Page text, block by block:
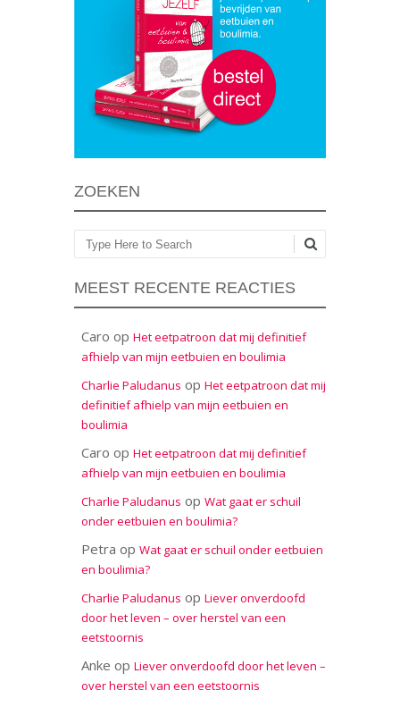
ZOEKEN
Zoeken
MEEST RECENTE REACTIES
Caro op Het eetpatroon dat mij definitief
afhielp van mijn eetbuien en boulimia
Charlie Paludanus op Het eetpatroon dat mij
definitief afhielp van mijn eetbuien en
boulimia
Caro op Het eetpatroon dat mij definitief
afhielp van mijn eetbuien en boulimia
Charlie Paludanus op Wat gaat er schuil
onder eetbuien en boulimia?
Petra op Wat gaat er schuil onder eetbuien
en boulimia?
Charlie Paludanus op Liever onverdoofd
door het leven – over herstel van een
eetstoornis
Anke op Liever onverdoofd door het leven –
over herstel van een eetstoornis